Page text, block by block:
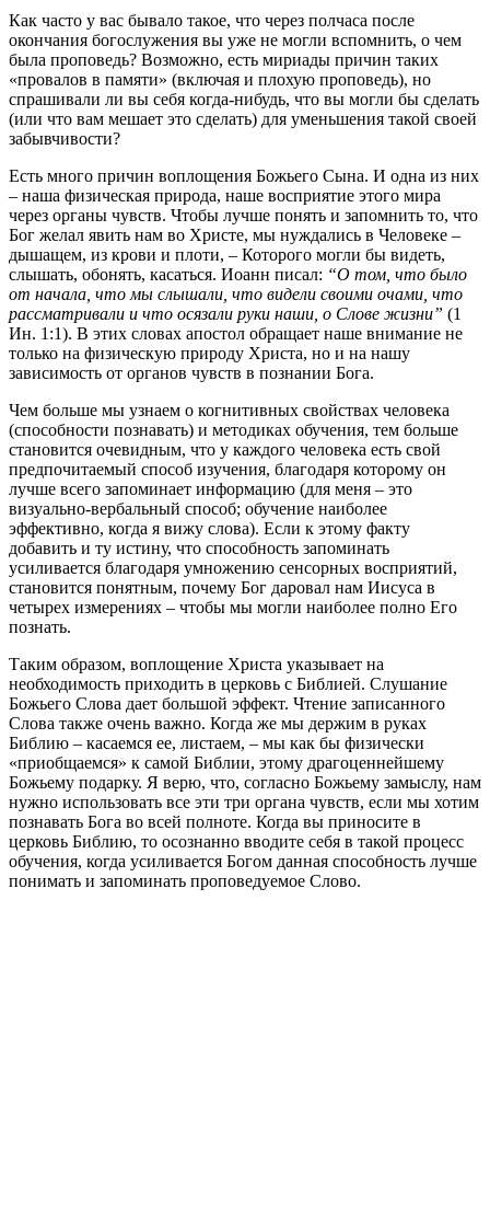
Как часто у вас бывало такое, что через полчаса после
окончания богослужения вы уже не могли вспомнить, о чем
была проповедь? Возможно, есть мириады причин таких
«провалов в памяти» (включая и плохую проповедь), но
спрашивали ли вы себя когда-нибудь, что вы могли бы сделать
(или что вам мешает это сделать) для уменьшения такой своей
забывчивости?
Есть много причин воплощения Божьего Сына. И одна из них
– наша физическая природа, наше восприятие этого мира
через органы чувств. Чтобы лучше понять и запомнить то, что
Бог желал явить нам во Христе, мы нуждались в Человеке –
дышащем, из крови и плоти, – Которого могли бы видеть,
слышать, обонять, касаться. Иоанн писал: “О том, что было
от начала, что мы слышали, что видели своими очами, что
рассматривали и что осязали руки наши, о Слове жизни” (1
Ин. 1:1). В этих словах апостол обращает наше внимание не
только на физическую природу Христа, но и на нашу
зависимость от органов чувств в познании Бога.
Чем больше мы узнаем о когнитивных свойствах человека
(способности познавать) и методиках обучения, тем больше
становится очевидным, что у каждого человека есть свой
предпочитаемый способ изучения, благодаря которому он
лучше всего запоминает информацию (для меня – это
визуально-вербальный способ; обучение наиболее
эффективно, когда я вижу слова). Если к этому факту
добавить и ту истину, что способность запоминать
усиливается благодаря умножению сенсорных восприятий,
становится понятным, почему Бог даровал нам Иисуса в
четырех измерениях – чтобы мы могли наиболее полно Его
познать.
Таким образом, воплощение Христа указывает на
необходимость приходить в церковь с Библией. Слушание
Божьего Слова дает большой эффект. Чтение записанного
Слова также очень важно. Когда же мы держим в руках
Библию – касаемся ее, листаем, – мы как бы физически
«приобщаемся» к самой Библии, этому драгоценнейшему
Божьему подарку. Я верю, что, согласно Божьему замыслу, нам
нужно использовать все эти три органа чувств, если мы хотим
познавать Бога во всей полноте. Когда вы приносите в
церковь Библию, то осознанно вводите себя в такой процесс
обучения, когда усиливается Богом данная способность лучше
понимать и запоминать проповедуемое Слово.